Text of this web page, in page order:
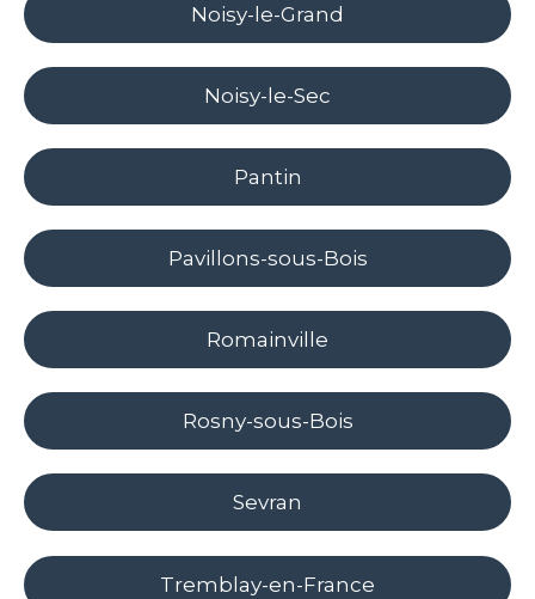
Noisy-le-Grand
Noisy-le-Sec
Pantin
Pavillons-sous-Bois
Romainville
Rosny-sous-Bois
Sevran
Tremblay-en-France